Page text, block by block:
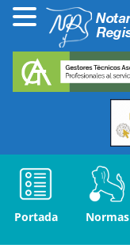
Portada Normas